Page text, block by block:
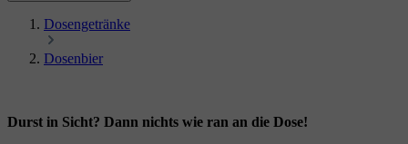
Dosengetränke
Dosenbier
Durst in Sicht? Dann nichts wie ran an die Dose!